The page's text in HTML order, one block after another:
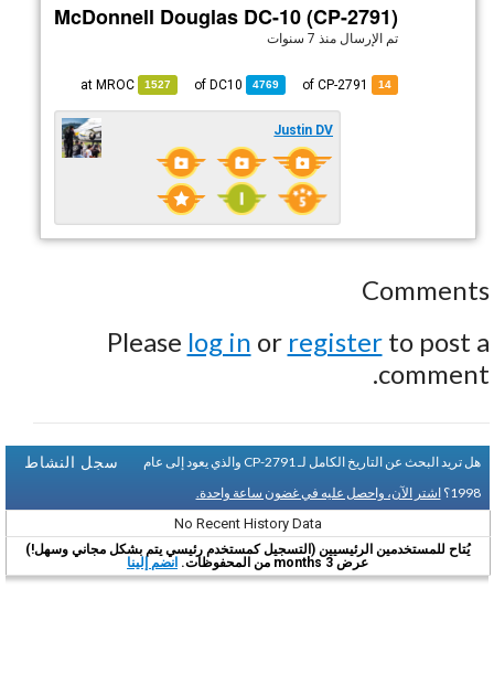
McDonnell Douglas DC-10 (CP-2791)
تم الإرسال منذ 7 سنوات
14
4769
DC10
1527
MROC
Justin DV
Comments
Please log in or registerto post a
comment.
سجل النشاط
هل تريد البحث عن التاريخ الكامل لـ CP-2791 والذي يعود إلى عام
1998؟ اشتر الآن، واحصل عليه في غضون ساعة واحدة.
No Recent History Data
يُتاح للمستخدمين الرئيسيين (التسجيل كمستخدم رئيسي يتم بشكل مجاني وسهل!)
عرض 3 months من المحفوظات.
انضم إلينا